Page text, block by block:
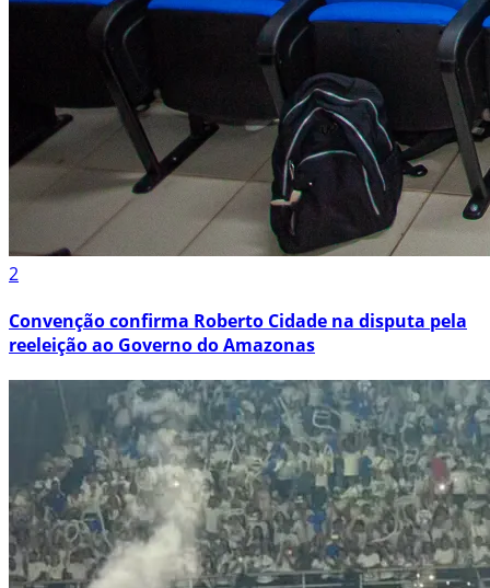
2
Convenção confirma Roberto Cidade na disputa pela
reeleição ao Governo do Amazonas